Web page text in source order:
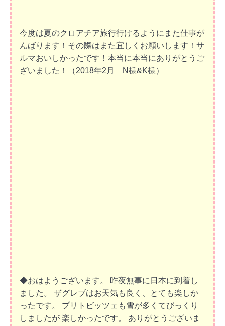
今度は夏のクロアチア旅行行けるようにまた仕事が
んばります！その際はまた宜しくお願いします！サ
ルマおいしかったです！本当に本当にありがとうご
ざいました！（2018年2月 N様&K様）
◆おはようございます。 昨夜無事に日本に到着し
ました。 ザグレブはお天気も良く、とても楽しか
ったです。 プリトビッツェも雪が多くてびっくり
しましたが 楽しかったです。 ありがとうございま